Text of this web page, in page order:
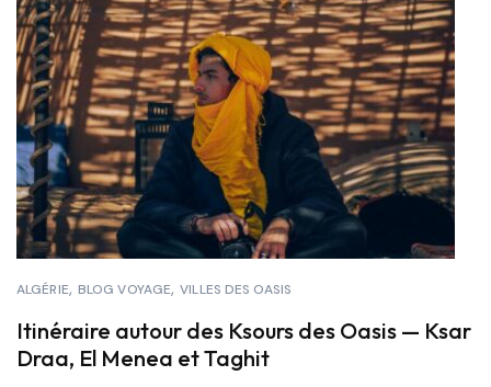
ALGÉRIE BLOG VOYAGE VILLES DES OASIS
Itinéraire autour des Ksours des Oasis — Ksar
Draa, El Menea et Taghit